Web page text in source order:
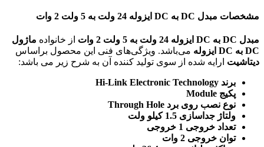
مشخصات مبدل DC به DC ایزوله 24 ولت به 5 ولت 2 وات
مبدل DC به DC ایزوله 24 ولت به 5 ولت 2 وات از خانواده ماژول
DC به DC ایزوله
دیتاشیت ارایه شده از سوی تولید کننده آن به شرح زیر می باشد:
برند Hi-Link Electronic Technology
پکیج Module
نوع نصب روی برد Through Hole
ولتاژ جداسازی 1.5 کیلو ولت
تعداد خروجی 1 خروجی
توان خروجی 2 وات